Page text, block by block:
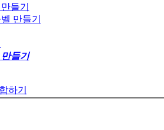
들기
만들기
들기
하기